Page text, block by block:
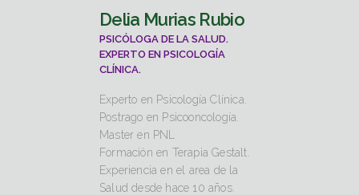
Delia Murias Rubio
PSICÓLOGA DE LA SALUD.
EXPERTO EN PSICOLOGÍA
CLÍNICA.
Experto en Psicología Clínica.
Postrago en Psicooncología.
Master en PNL
Formación en Terapia Gestalt.
Experiencia en el area de la
Salud desde hace 10 años.